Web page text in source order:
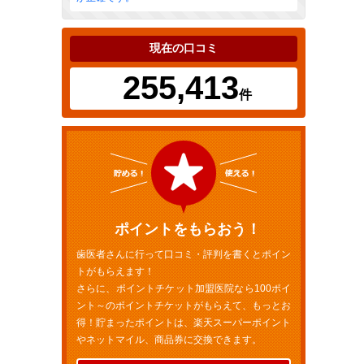
現在の口コミ
255,413件
ポイントをもらおう！
歯医者さんに行って口コミ・評判を書くとポイン
トがもらえます！
さらに、ポイントチケット加盟医院なら100ポイ
ント～のポイントチケットがもらえて、もっとお
得！貯まったポイントは、楽天スーパーポイント
やネットマイル、商品券に交換できます。